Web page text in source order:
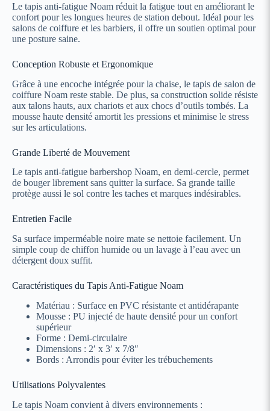
Le tapis anti-fatigue Noam réduit la fatigue tout en améliorant le
confort pour les longues heures de station debout. Idéal pour les
salons de coiffure et les barbiers, il offre un soutien optimal pour
une posture saine.
Conception Robuste et Ergonomique
Grâce à une encoche intégrée pour la chaise, le tapis de salon de
coiffure Noam reste stable. De plus, sa construction solide résiste
aux talons hauts, aux chariots et aux chocs d’outils tombés. La
mousse haute densité amortit les pressions et minimise le stress
sur les articulations.
Grande Liberté de Mouvement
Le tapis anti-fatigue barbershop Noam, en demi-cercle, permet
de bouger librement sans quitter la surface. Sa grande taille
protège aussi le sol contre les taches et marques indésirables.
Entretien Facile
Sa surface imperméable noire mate se nettoie facilement. Un
simple coup de chiffon humide ou un lavage à l’eau avec un
détergent doux suffit.
Caractéristiques du Tapis Anti-Fatigue Noam
Matériau : Surface en PVC résistante et antidérapante
Mousse : PU injecté de haute densité pour un confort
supérieur
Forme : Demi-circulaire
Dimensions : 2′ x 3′ x 7/8″
Bords : Arrondis pour éviter les trébuchements
Utilisations Polyvalentes
Le tapis Noam convient à divers environnements :